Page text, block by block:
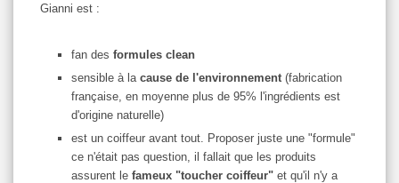
Gianni est :
fan des formules clean
sensible à la cause de l'environnement (fabrication
française, en moyenne plus de 95% l'ingrédients est
d'origine naturelle)
est un coiffeur avant tout. Proposer juste une "formule"
ce n'était pas question, il fallait que les produits
assurent le fameux "toucher coiffeur" et qu'il n'y a